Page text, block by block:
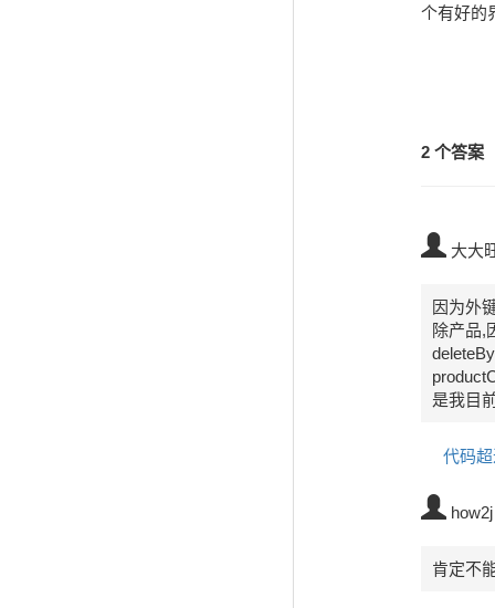
个有好的
2 个答案
大大
因为外
除产品,
是我目
代码
how2j
肯定不